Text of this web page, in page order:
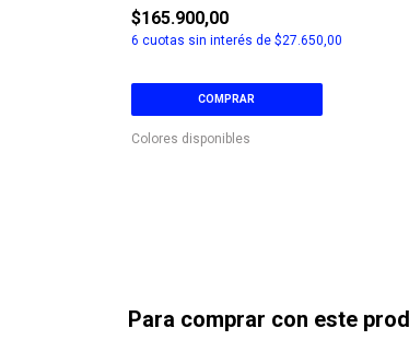
$165.900,00
6 cuotas sin interés de $27.650,00
COMPRAR
Colores disponibles
Para comprar con este